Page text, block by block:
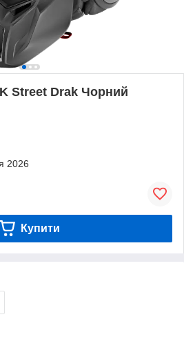
Street Drak Чорний
2026
Купити